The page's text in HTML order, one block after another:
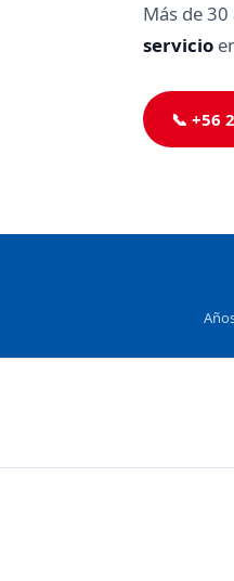
Más de
servicio
📞 +56